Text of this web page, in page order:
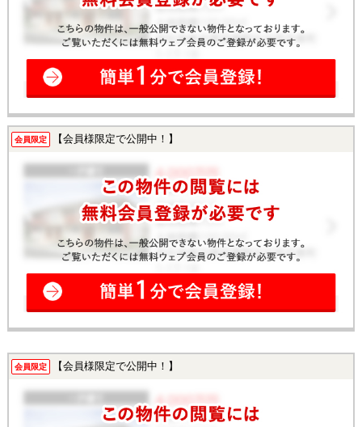
会員限定 【会員様限定で公開中！】
会員限定 【会員様限定で公開中！】